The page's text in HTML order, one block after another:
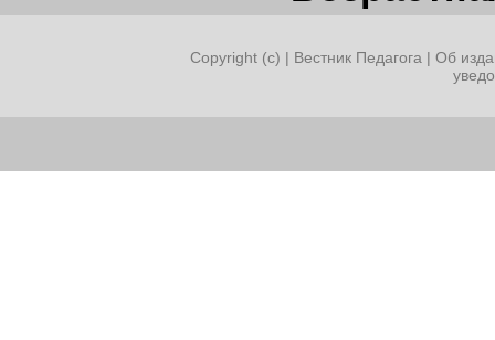
Copyright (c) | Вестник Педагога | Об